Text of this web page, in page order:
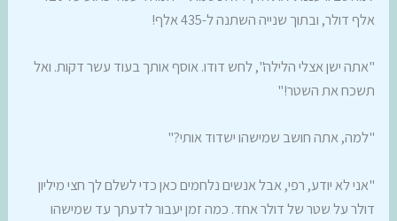
אלף דולר, ובתוך שנייה השתנה ל-435 אלף!
"אתה ישן אצלי הלילה", לחש דודו. אוסף אותך בעוד עשר דקות. ואל
תשכח את השטר!"
"למה, אתה חושב שמישהו ישדוד אותי?"
"אני לא יודע, רפי, אבל אנשים נלחמים כאן כדי לשלם לך חצי מיליון
דולר על שטר של דולר אחד. כמה זמן יעבור לדעתך עד שמישהו